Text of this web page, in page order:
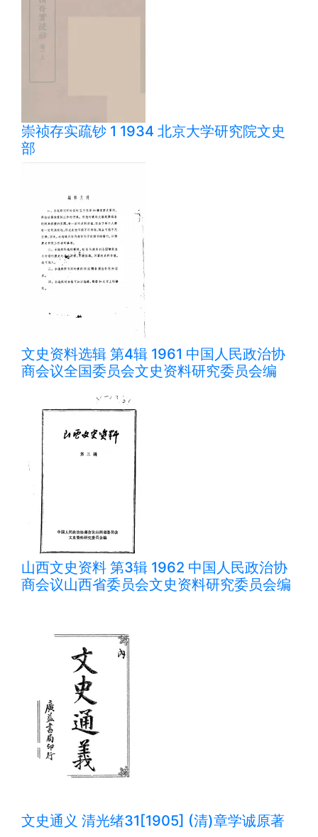
崇祯存实疏钞 1 1934 北京大学研究院文史
部
文史资料选辑 第4辑 1961 中国人民政治协
商会议全国委员会文史资料研究委员会编
山西文史资料 第3辑 1962 中国人民政治协
商会议山西省委员会文史资料研究委员会编
文史通义 清光绪31[1905] (清)章学诚原著